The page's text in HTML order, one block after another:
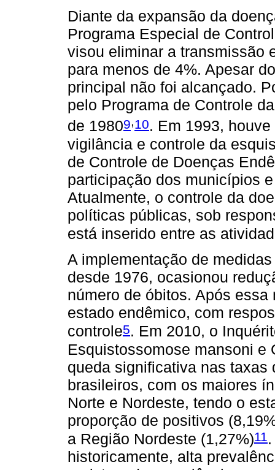
Diante da expansão da
Programa Especial de
visou eliminar a transmissão
para menos de 4%. Apesar
principal não foi alcançado.
pelo Programa de Controle
de 19809,10. Em 1993,
vigilância e controle da
de Controle de Doenças
participação dos municípios
Atualmente, o controle da
políticas públicas, sob
está inserido entre as
A implementação de
desde 1976, ocasionou
número de óbitos. Após
estado endêmico, com
controle5. Em 2010, o
Esquistossomose mansoni e
queda significativa nas
brasileiros, com os maiores
Norte e Nordeste, tendo o
proporção de positivos
a Região Nordeste (1,27%)11
historicamente, alta